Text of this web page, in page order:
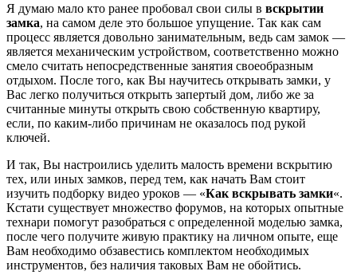
Я думаю мало кто ранее пробовал свои силы в вскрытии
замка, на самом деле это большое упущение. Так как сам
процесс является довольно занимательным, ведь сам замок —
является механическим устройством, соответственно можно
смело считать непосредственные занятия своеобразным
отдыхом. После того, как Вы научитесь открывать замки, у
Вас легко получиться открыть запертый дом, либо же за
считанные минуты открыть свою собственную квартиру,
если, по каким-либо причинам не оказалось под рукой
ключей.
И так, Вы настроились уделить малость времени вскрытию
тех, или иных замков, перед тем, как начать Вам стоит
изучить подборку видео уроков — «Как вскрывать замки«.
Кстати существует множество форумов, на которых опытные
технари помогут разобраться с определенной моделью замка,
после чего получите живую практику на личном опыте, еще
Вам необходимо обзавестись комплектом необходимых
инструментов, без наличия таковых Вам не обойтись.